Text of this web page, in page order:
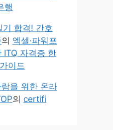
행
기 합격! 간호
의 엑셀·파워포
ITQ 자격증 한
이드
을 위한 온라
의 certifi